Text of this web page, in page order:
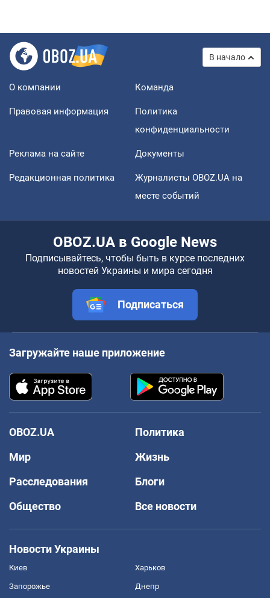
В начало
О компании Команда
Правовая информация
Политика
конфиденциальности
Реклама на сайте Документы
Редакционная политика
Журналисты OBOZ.UA на
месте событий
OBOZ.UA в Google News
Подписывайтесь, чтобы быть в курсе последних
новостей Украины и мира сегодня
Подписаться
Загружайте наше приложение
OBOZ.UA
Политика
Мир
Жизнь
Расследования
Блоги
Общество
Все новости
Новости Украины
Киев Харьков
Запорожье Днепр